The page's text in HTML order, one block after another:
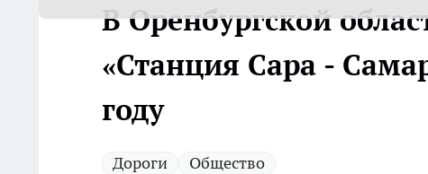
В Оренбургской
«Станция Сара -
году
Дороги Общество